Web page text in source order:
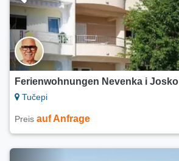
Ferienwohnungen Nevenka i Josko
Tučepi
Preis auf Anfrage